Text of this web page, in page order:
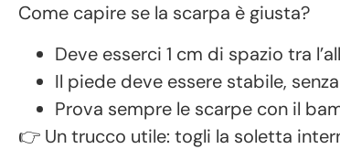
Come capire se la scarpa è giusta?
Deve esserci 1 cm di spazio tra
Il piede deve essere stabile,
Prova sempre le scarpe con il
👉 Un trucco utile: togli la soletta